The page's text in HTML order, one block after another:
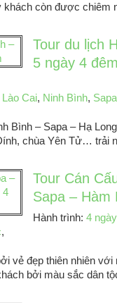
còn được chiêm
Tour du lịch
5 ngày 4 đêm
Lào Cai, Ninh Bình, Sapa
Bình – Sapa – Hạ
chùa Yên Tử… trải
Tour Cán
Sapa – Hàm
Hành trình: 4 ngày
,
vẻ đẹp thiên nhiên
bởi màu sắc dân